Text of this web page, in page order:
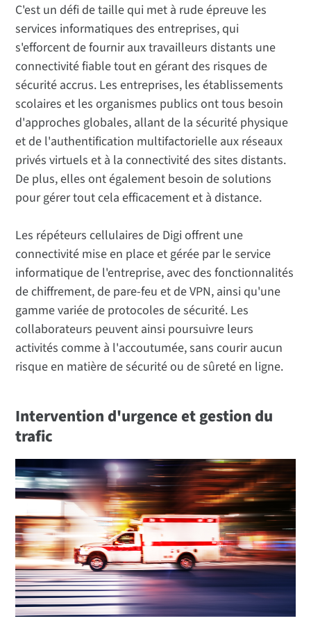
C'est un défi de taille qui met à rude épreuve les
services informatiques des entreprises, qui
s'efforcent de fournir aux travailleurs distants une
connectivité fiable tout en gérant des risques de
sécurité accrus. Les entreprises, les établissements
scolaires et les organismes publics ont tous besoin
d'approches globales, allant de la sécurité physique
et de l'authentification multifactorielle aux réseaux
privés virtuels et à la connectivité des sites distants.
De plus, elles ont également besoin de solutions
pour gérer tout cela efficacement et à distance.
Les répéteurs cellulaires de Digi offrent une
connectivité mise en place et gérée par le service
informatique de l'entreprise, avec des fonctionnalités
de chiffrement, de pare-feu et de VPN, ainsi qu'une
gamme variée de protocoles de sécurité. Les
collaborateurs peuvent ainsi poursuivre leurs
activités comme à l'accoutumée, sans courir aucun
risque en matière de sécurité ou de sûreté en ligne.
Intervention d'urgence et gestion du
trafic